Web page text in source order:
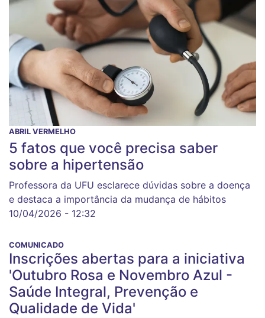
ABRIL VERMELHO
5 fatos que você precisa saber
sobre a hipertensão
Professora da UFU esclarece dúvidas sobre a doença
e destaca a importância da mudança de hábitos
10/04/2026 - 12:32
COMUNICADO
Inscrições abertas para a iniciativa
'Outubro Rosa e Novembro Azul -
Saúde Integral, Prevenção e
Qualidade de Vida'